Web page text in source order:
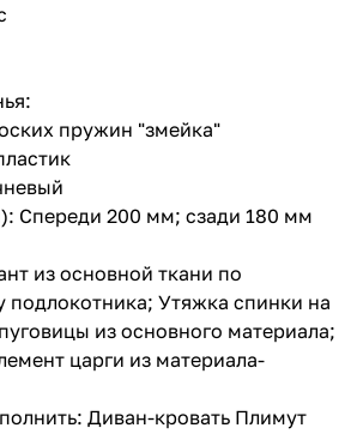
пружин "змейка"
Спереди 200 мм; сзади 180 мм
из основной ткани по
подлокотника; Утяжка спинки на
из основного материала;
царги из материала-
Диван-кровать Плимут